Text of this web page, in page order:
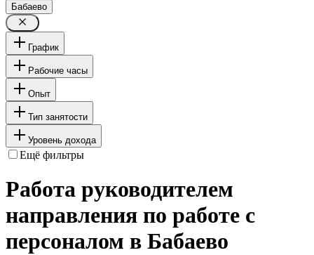
Бабаево
График
Рабочие часы
Опыт
Тип занятости
Уровень дохода
Ещё фильтры
Работа руководителем
направления по работе с
персоналом в Бабаево